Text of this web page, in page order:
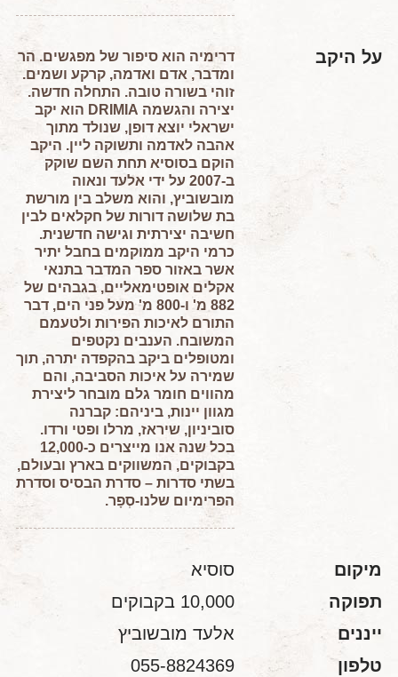
על היקב
דרימיה הוא סיפור של מפגשים. הר
ומדבר, אדם ואדמה, קרקע ושמים.
זוהי בשורה טובה. התחלה חדשה.
יצירה והגשמה DRIMIA הוא יקב
ישראלי יוצא דופן, שנולד מתוך
אהבה לאדמה ותשוקה ליין. היקב
הוקם בסוסיא תחת השם שוקק
ב-2007 על ידי אלעד ונאוה
מובשוביץ, והוא משלב בין מורשת
בת שלושה דורות של חקלאים לבין
חשיבה יצירתית וגישה חדשנית.
כרמי היקב ממוקמים בחבל יתיר
אשר באזור ספר המדבר בתנאי
אקלים אופטימאליים, בגבהים של
882 מ' ו-800 מ' מעל פני הים, דבר
התורם לאיכות הפירות ולטעמם
המשובח. הענבים נקטפים
ומטופלים ביקב בהקפדה יתרה, תוך
שמירה על איכות הסביבה, והם
מהווים חומר גלם מובחר ליצירת
מגוון יינות, ביניהם: קברנה
סוביניון, שיראז, מרלו ופטי ורדו.
בכל שנה אנו מייצרים כ-12,000
בקבוקים, המשווקים בארץ ובעולם,
בשתי סדרות – סדרת הבסיס וסדרת
הפרימיום שלנו-סְפָר.
מיקום
סוסיא
תפוקה
10,000 בקבוקים
ייננים
אלעד מובשוביץ
טלפון
055-8824369